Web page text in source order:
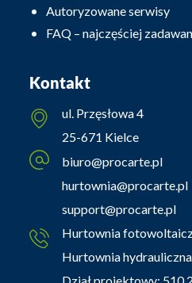
Autoryzowane serwisy
FAQ – najczęściej
Kontakt
ul. Przęsłowa 4
25-671 Kielce
biuro@procarte.pl
hurtownia@procarte.pl
support@procarte.pl
Hurtownia
Hurtownia